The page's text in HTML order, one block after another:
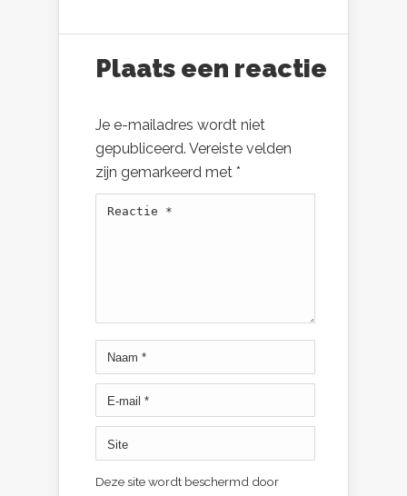
Plaats een reactie
Je e-mailadres wordt niet
gepubliceerd. Vereiste velden
zijn gemarkeerd met *
Deze site wordt beschermd door